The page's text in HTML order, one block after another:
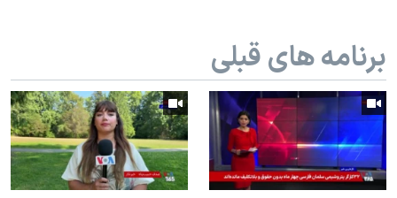
برنامه های قبلی